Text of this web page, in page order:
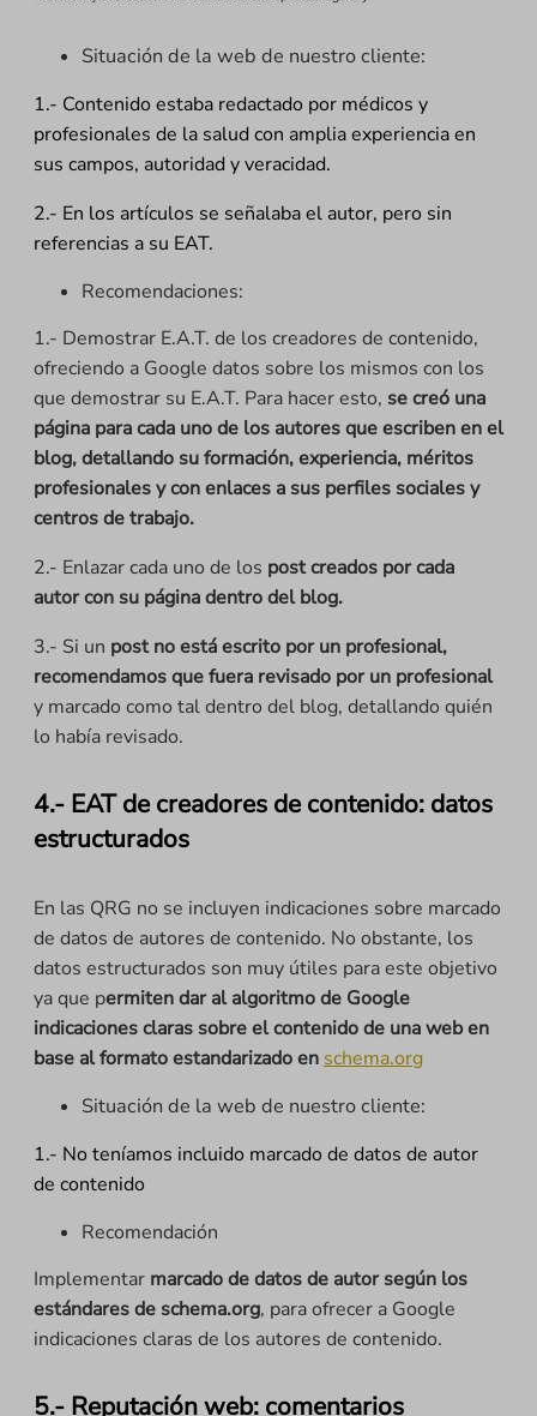
Situación de la web de nuestro cliente:
1.- Contenido estaba redactado por médicos y
profesionales de la salud con amplia experiencia en
sus campos, autoridad y veracidad.
2.- En los artículos se señalaba el autor, pero sin
referencias a su EAT.
Recomendaciones:
1.- Demostrar E.A.T. de los creadores de contenido,
ofreciendo a Google datos sobre los mismos con los
que demostrar su E.A.T. Para hacer esto, se creó una
página para cada uno de los autores que escriben en el
blog, detallando su formación, experiencia, méritos
profesionales y con enlaces a sus perfiles sociales y
centros de trabajo.
2.- Enlazar cada uno de los post creados por cada
autor con su página dentro del blog.
3.- Si un post no está escrito por un profesional,
recomendamos que fuera revisado por un profesional
y marcado como tal dentro del blog, detallando quién
lo había revisado.
4.- EAT de creadores de contenido: datos
estructurados
En las QRG no se incluyen indicaciones sobre marcado
de datos de autores de contenido. No obstante, los
datos estructurados son muy útiles para este objetivo
ya que permiten dar al algoritmo de Google
indicaciones claras sobre el contenido de una web en
base al formato estandarizado en schema.org
Situación de la web de nuestro cliente:
1.- No teníamos incluido marcado de datos de autor
de contenido
Recomendación
Implementar marcado de datos de autor según los
estándares de schema.org, para ofrecer a Google
indicaciones claras de los autores de contenido.
5.- Reputación web: comentarios